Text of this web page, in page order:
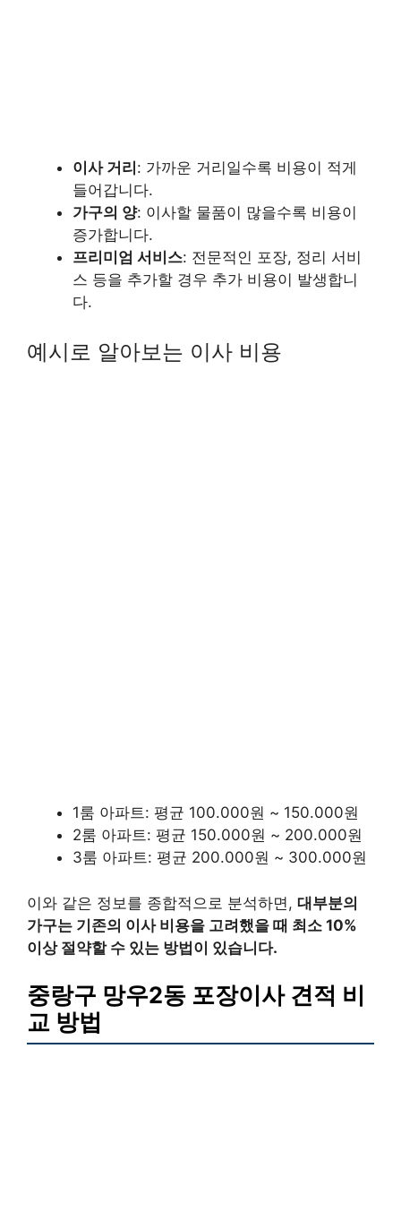
이사 거리: 가까운 거리일수록 비용이 적게
들어갑니다.
가구의 양: 이사할 물품이 많을수록 비용이
증가합니다.
프리미엄 서비스: 전문적인 포장, 정리 서비
스 등을 추가할 경우 추가 비용이 발생합니
다.
예시로 알아보는 이사 비용
1룸 아파트: 평균 100.000원 ~ 150.000원
2룸 아파트: 평균 150.000원 ~ 200.000원
3룸 아파트: 평균 200.000원 ~ 300.000원
이와 같은 정보를 종합적으로 분석하면, 대부분의
가구는 기존의 이사 비용을 고려했을 때 최소 10%
이상 절약할 수 있는 방법이 있습니다.
중랑구 망우2동 포장이사 견적 비
교 방법